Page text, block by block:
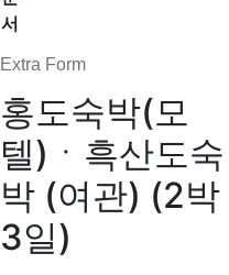
Extra Form
서
홍도숙박(모
텔)ㆍ흑산도숙
박 (여관) (2박
3일)